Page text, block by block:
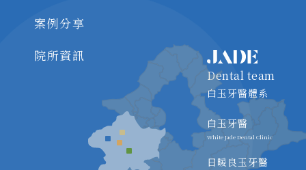
案例分享
院所資訊
Dental team
白玉牙醫體系
白玉牙醫
White Jade Dental Clinic
日暖良玉牙醫